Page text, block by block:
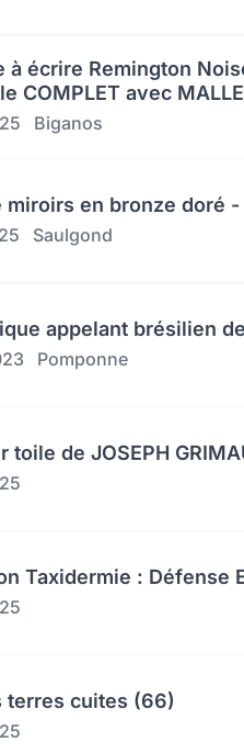
à écrire Remington
COMPLET avec
Biganos
miroirs en bronze doré
Saulgond
appelant brésilien
Pomponne
toile de JOSEPH
Taxidermie : Défense
terres cuites (66)